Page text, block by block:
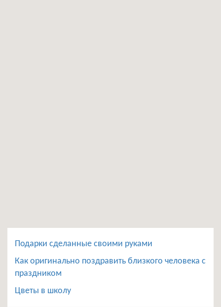
Подарки сделанные своими руками
Как оригинально поздравить близкого человека с
праздником
Цветы в школу